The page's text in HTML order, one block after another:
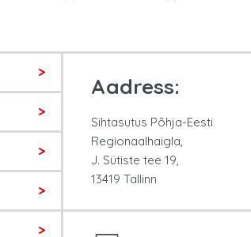
Aadress:
Sihtasutus Põhja-Eesti
Regionaalhaigla,
J. Sütiste tee 19,
13419 Tallinn